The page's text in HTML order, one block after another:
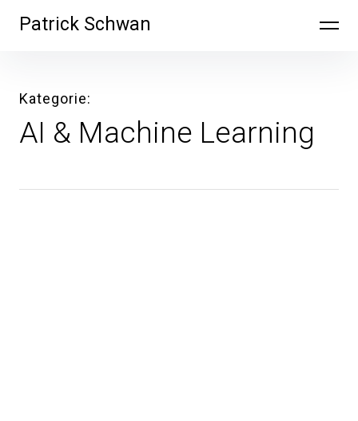
überspringen
Patrick Schwan
Kategorie
AI & Machine Learning